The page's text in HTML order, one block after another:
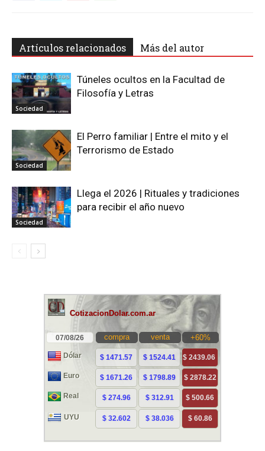
Artículos relacionados Más del autor
Sociedad
Túneles ocultos en la Facultad de
Filosofía y Letras
Sociedad
El Perro familiar | Entre el mito y el
Terrorismo de Estado
Sociedad
Llega el 2026 | Rituales y tradiciones
para recibir el año nuevo